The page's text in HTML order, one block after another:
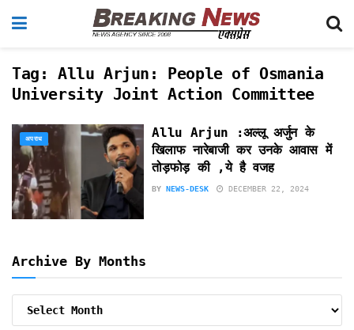
Tag: Allu Arjun: People of Osmania
University Joint Action Committee
अपराध
Allu Arjun :अल्लू अर्जुन के
खिलाफ नारेबाजी कर उनके आवास में
तोड़फोड़ की ,ये है वजह
BY NEWS-DESK DECEMBER 22, 2024
Archive By Months